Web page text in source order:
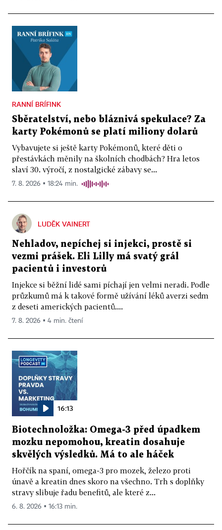
RANNÍ BRÍFINK
Sběratelství, nebo bláznivá spekulace? Za
karty Pokémonů se platí miliony dolarů
Vybavujete si ještě karty Pokémonů, které děti o
přestávkách měnily na školních chodbách? Hra letos
slaví 30. výročí, z nostalgické zábavy se...
7. 8. 2026 ▪ 18:24 min.
LUDĚK VAINERT
Nehladov, nepíchej si injekci, prostě si
vezmi prášek. Eli Lilly má svatý grál
pacientů i investorů
Injekce si běžní lidé sami píchají jen velmi neradi. Podle
průzkumů má k takové formě užívání léků averzi sedm
z deseti amerických pacientů....
7. 8. 2026 ▪ 4 min. čtení
16:13
Biotechnoložka: Omega-3 před úpadkem
mozku nepomohou, kreatin dosahuje
skvělých výsledků. Má to ale háček
Hořčík na spaní, omega-3 pro mozek, železo proti
únavě a kreatin dnes skoro na všechno. Trh s doplňky
stravy slibuje řadu benefitů, ale které z...
6. 8. 2026 ▪ 16:13 min.